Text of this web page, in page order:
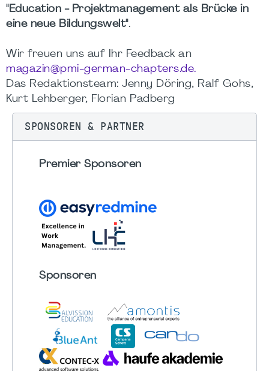
"Education - Projektmanagement als Brücke in
eine neue Bildungswelt".
Wir freuen uns auf Ihr Feedback an
magazin@pmi-german-chapters.de.
Das Redaktionsteam: Jenny Döring, Ralf Gohs,
Kurt Lehberger, Florian Padberg
SPONSOREN & PARTNER
Premier Sponsoren
Sponsoren